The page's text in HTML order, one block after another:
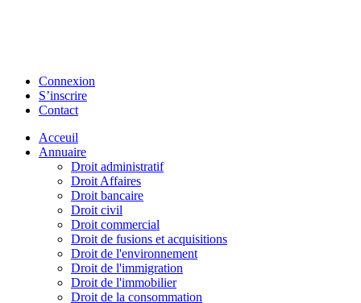
Connexion
S’inscrire
Contact
Acceuil
Annuaire
Droit administratif
Droit Affaires
Droit bancaire
Droit civil
Droit commercial
Droit de fusions et acquisitions
Droit de l'environnement
Droit de l'immigration
Droit de l'immobilier
Droit de la consommation